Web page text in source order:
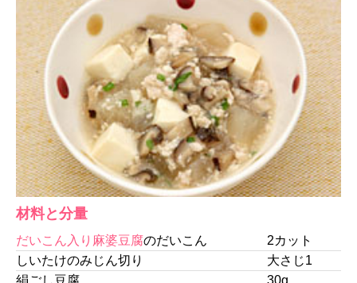
材料と分量
だいこん入り麻婆豆腐のだいこん
2カット
しいたけのみじん切り
大さじ1
絹ごし豆腐
30g